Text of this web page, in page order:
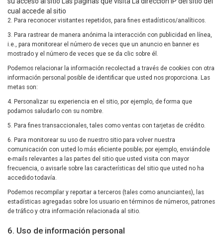
cual accede al sitio
2. Para reconocer visitantes repetidos, para fines estadísticos/analíticos.
3. Para rastrear de manera anónima la interacción con publicidad en línea,
i.e., para monitorear el número de veces que un anuncio en banner es
mostrado y el número de veces que se da clic sobre él.
Podemos relacionar la información recolectad a través de cookies con otra
información personal posible de identificar que usted nos proporciona. Las
metas son:
4. Personalizar su experiencia en el sitio, por ejemplo, de forma que
podamos saludarlo con su nombre.
5. Para fines transaccionales, tales como ventas con tarjetas de crédito.
6. Para monitorear su uso de nuestro sitio para volver nuestra
comunicación con usted lo más eficiente posible; por ejemplo, enviándole
e-mails relevantes a las partes del sitio que usted visita con mayor
frecuencia, o avisarle sobre las características del sitio que usted no ha
accedido todavía.
Podemos recompilar y reportar a terceros (tales como anunciantes), las
estadísticas agregadas sobre los usuario en términos de números, patrones
de tráfico y otra información relacionada al sitio.
6. Uso de información personal